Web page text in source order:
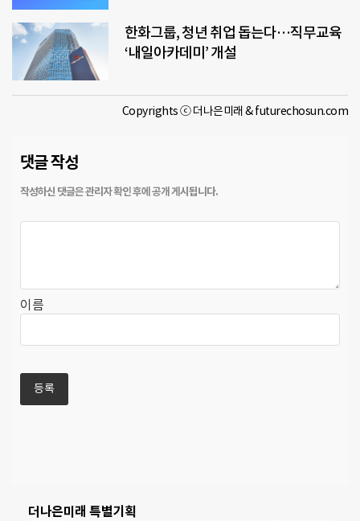
한화그룹, 청년 취업 돕는다…직무교육
‘내일아카데미’ 개설
Copyrights ⓒ 더나은미래 & futurechosun.com
댓글 작성
이름
더나은미래 특별기획